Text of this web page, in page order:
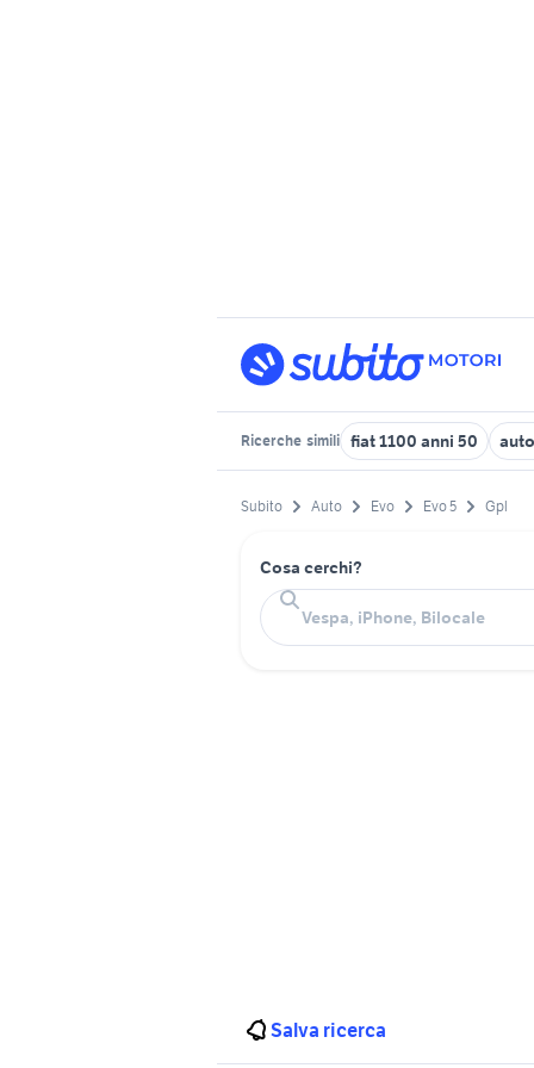
Ricerche simili fiat 1100 anni 50
Subito Auto Evo Evo 5 Gpl
Cosa cerchi?
Salva ricerca